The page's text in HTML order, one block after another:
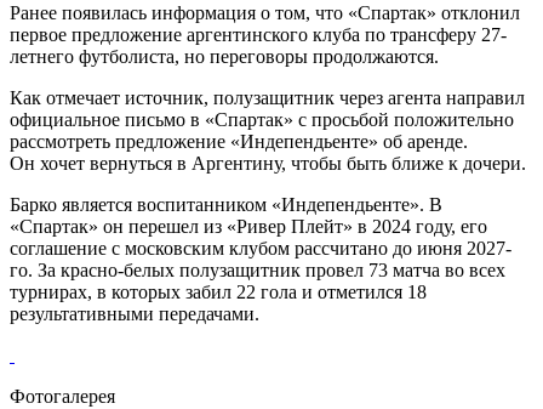
Ранее появилась информация о том, что «Спартак» отклонил
первое предложение аргентинского клуба по трансферу 27-
летнего футболиста, но переговоры продолжаются.
Как отмечает источник, полузащитник через агента направил
официальное письмо в «Спартак» с просьбой положительно
рассмотреть предложение «Индепендьенте» об аренде.
Он хочет вернуться в Аргентину, чтобы быть ближе к дочери.
Барко является воспитанником «Индепендьенте». В
«Спартак» он перешел из «Ривер Плейт» в 2024 году, его
соглашение с московским клубом рассчитано до июня 2027-
го. За красно-белых полузащитник провел 73 матча во всех
турнирах, в которых забил 22 гола и отметился 18
результативными передачами.
Фотогалерея